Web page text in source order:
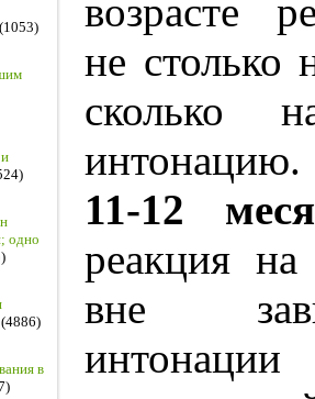
(1053)
одно
(4886)
в
возрасте
не столько
сколько
интонацию.
11-12
реакция
вне